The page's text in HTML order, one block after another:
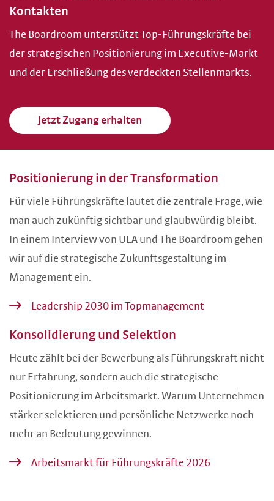
Kontakten
The Boardroom unterstützt Top-Führungskräfte bei
der strategischen Positionierung im Executive-Markt
und der Erschließung des verdeckten Stellenmarkts.
Jetzt Zugang erhalten
Positionierung in der Transformation
Für viele Führungskräfte lautet die zentrale Frage, wie
man auch zukünftig sichtbar und glaubwürdig bleibt.
In einem Interview von ULA und The Boardroom gehen
wir auf die strategische Zukunftsgestaltung im
Management ein.
Leadership 2030 im Topmanagement
Konsolidierung und Selektion
Heute zählt bei der Bewerbung als Führungskraft nicht
nur Erfahrung, sondern auch die strategische
Positionierung im Arbeitsmarkt. Warum Unternehmen
stärker selektieren und persönliche Netzwerke noch
mehr an Bedeutung gewinnen.
Arbeitsmarkt für Führungskräfte 2026